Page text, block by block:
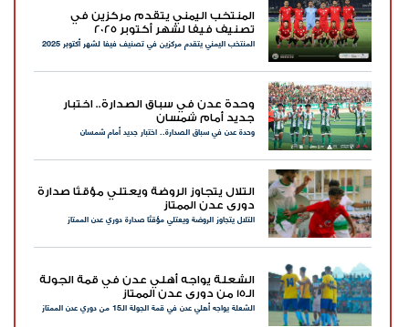
المنتخب اليمني يتقدم مركزين في
تصنيف فيفا لشهر أكتوبر 2025
المنتخب اليمني يتقدم مركزين في تصنيف فيفا لشهر أكتوبر 2025
وحدة عدن في سباق الصدارة.. اختبار
جديد أمام شمسان
وحدة عدن في سباق الصدارة.. اختبار جديد أمام شمسان
التلال يتجاوز الروضة ويعتلي مؤقتًا صدارة
دوري عدن الممتاز
التلال يتجاوز الروضة ويعتلي مؤقتًا صدارة دوري عدن الممتاز
الشعلة يواجه أهلي عدن في قمة الجولة
الـ15 من دوري عدن الممتاز
الشعلة يواجه أهلي عدن في قمة الجولة الـ15 من دوري عدن الممتاز